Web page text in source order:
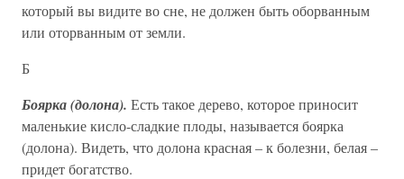
который вы видите во сне, не должен быть оборванным
или оторванным от земли.
Б
Боярка (долона). Есть такое дерево, которое приносит
маленькие кисло-сладкие плоды, называется боярка
(долона). Видеть, что долона красная – к болезни, белая –
придет богатство.